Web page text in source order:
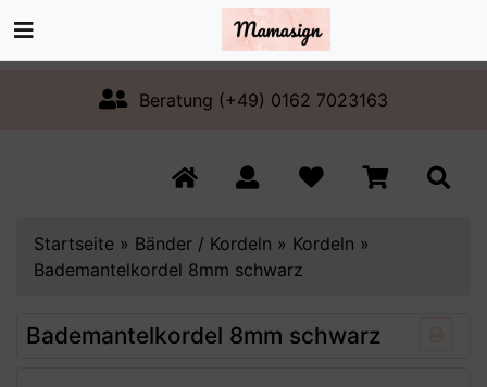
Beratung (+49) 0162 7023163
Startseite » Bänder / Kordeln » Kordeln »
Bademantelkordel 8mm schwarz
Bademantelkordel 8mm schwarz